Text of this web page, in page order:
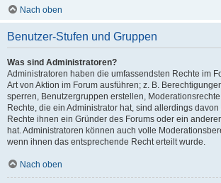
Nach oben
Benutzer-Stufen und Gruppen
Was sind Administratoren?
Administratoren haben die umfassendsten Rechte im
Art von Aktion im Forum ausführen; z. B.
sperren, Benutzergruppen erstellen,
Rechte, die ein Administrator hat, sind allerdings
Rechte ihnen ein Gründer des Forums oder ein
hat. Administratoren können auch volle
wenn ihnen das entsprechende Recht erteilt wurde.
Nach oben